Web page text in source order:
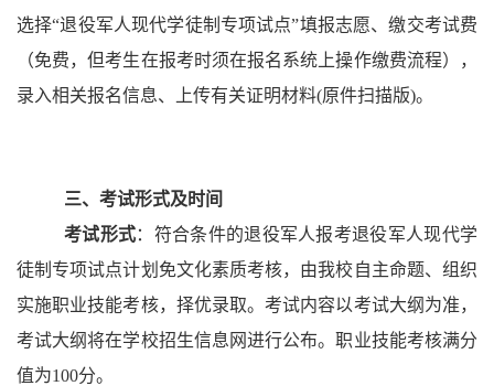
选择“退役军人现代学徒制专项试点”填报志愿、缴交考试费
（免费，但考生在报考时须在报名系统上操作缴费流程）
，
录入相关报名信息、上传有关证明材料(原件扫描版)。
三、考试形式及时间
考试形式： 符合条件的退役军人报考退役军人现代学
徒制专项试点计划免文化素质考核，由我校自主命题、组织
实施职业技能考核，择优录取。考试内容以考试大纲为准，
考试大纲将在学校招生信息网进行公布。职业技能考核满分
值为100分。